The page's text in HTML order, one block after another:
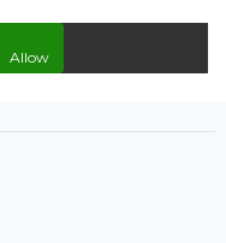
Allow